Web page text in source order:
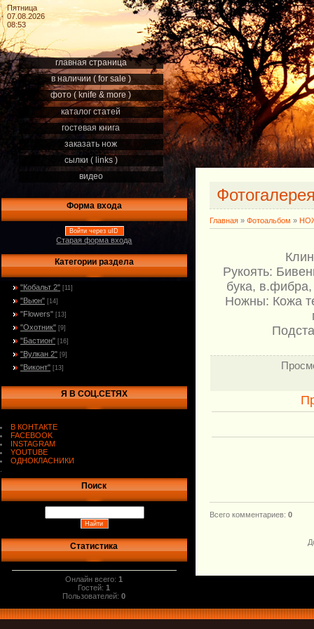
Пятница
07.08.2026
08:53
главная страница
в наличии ( for sale )
фото ( knife & more )
каталог статей
гостевая книга
заказать нож
сылки ( links )
видео
Форма входа
Войти через uID
Старая форма входа
Категории раздела
"Кобальт 2" [11]
"Вьюн" [14]
"Flowers" [13]
"Охотник" [9]
"Бастион" [16]
"Вулкан 2" [9]
"Виконт" [13]
Я В СОЦ.СЕТЯХ
В КОНТАКТЕ
FACEBOOK
INSTAGRAM
YOUTUBE
ОДНОКЛАСНИКИ
Поиск
Статистика
Онлайн всего:1
Гостей:1
Пользователей:0
Главная » Фотоальбом »
Рукоять:
бука,
Ножны: Кожа
Всего комментариев: 0